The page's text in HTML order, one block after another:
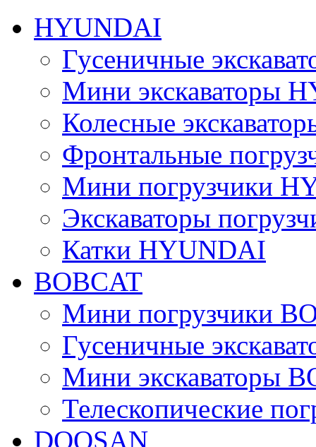
HYUNDAI
Гусеничные
Мини экскаваторы
Колесные
Фронтальные
Мини погрузчики
Экскаваторы
Катки HYUNDAI
BOBCAT
Мини погрузчики
Гусеничные
Мини экскаваторы
Телескопические
DOOSAN